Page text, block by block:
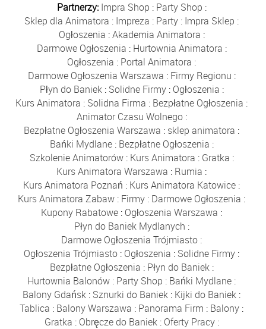
Partnerzy: Impra Shop : Party Shop :
Sklep dla Animatora : Impreza : Party : Impra Sklep :
Ogłoszenia :Akademia Animatora :
Darmowe Ogłoszenia : Hurtownia Animatora :
Ogłoszenia : Portal Animatora :
Darmowe Ogłoszenia Warszawa : Firmy Regionu :
Płyn do Baniek: Solidne Firmy: Ogłoszenia :
Kurs Animatora : Solidna Firma : Bezpłatne Ogłoszenia :
Animator Czasu Wolnego:
Bezpłatne Ogłoszenia Warszawa : sklep animatora :
Bańki Mydlane: Bezpłatne Ogłoszenia :
Szkolenie Animatorów: Kurs Animatora : Gratka :
Kurs Animatora Warszawa : Rumia :
Kurs Animatora Poznań : Kurs Animatora Katowice :
Kurs Animatora Zabaw : Firmy : Darmowe Ogłoszenia :
Kupony Rabatowe : Ogłoszenia Warszawa :
Płyn do Baniek Mydlanych :
Darmowe Ogłoszenia Trójmiasto :
Ogłoszenia Trójmiasto : Ogłoszenia : Solidne Firmy :
Bezpłatne Ogłoszenia : Płyn do Baniek:
Hurtownia Balonów : Party Shop : Bańki Mydlane :
Balony Gdańsk : Sznurki do Baniek : Kijki do Baniek :
Tablica : Balony Warszawa : Panorama Firm : Balony :
Gratka : Obręcze do Baniek: Oferty Pracy: